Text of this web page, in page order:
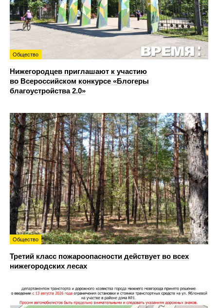
Общество
Нижегородцев приглашают к участию
во Всероссийском конкурсе «Блогеры
благоустройства 2.0»
Общество
Третий класс пожароопасности действует во всех
нижегородских лесах